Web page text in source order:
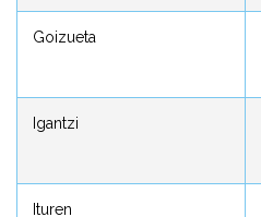
Goizueta
Igantzi
Ituren